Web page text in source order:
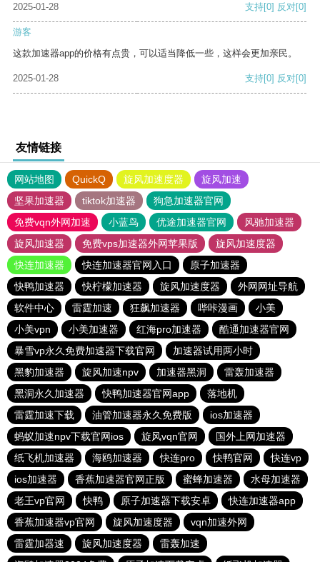
2025-01-28
支持[0] 反对[0]
游客
这款加速器app的价格有点贵，可以适当降低一些，这样会更加亲民。
2025-01-28 支持[0] 反对[0]
友情链接
网站地图 QuickQ 旋风加速度器
旋风加速
坚果加速器
tiktok加速器
狗急加速器官网
免费vqn外网加速
小蓝鸟 优途加速器官网
风驰加速器
旋风加速器
免费vps加速器外网苹果版
旋风加速度器
快连加速器
快连加速器官网入口
原子加速器
快鸭加速器
快柠檬加速器 旋风加速度器
外网网址导航
软件中心
雷霆加速 狂飙加速器 哔咔漫画
小美
小美vpn
小美加速器 红海pro加速器
酷通加速器官网
暴雪vp永久免费加速器下载官网
加速器试用两小时
黑豹加速器
旋风加速npv 加速器黑洞
雷轰加速器
黑洞永久加速器
快鸭加速器官网app
落地机
雷霆加速下载
油管加速器永久免费版
ios加速器
蚂蚁加速npv下载官网ios
旋风vqn官网
国外上网加速器
纸飞机加速器
海鸥加速器 快连pro 快鸭官网
快连vp
ios加速器
香蕉加速器官网正版 蜜蜂加速器
水母加速器
老王vp官网
快鸭 原子加速器下载安卓
快连加速器app
香蕉加速器vp官网
旋风加速度器
vqn加速外网
雷霆加器速
旋风加速度器
雷轰加速